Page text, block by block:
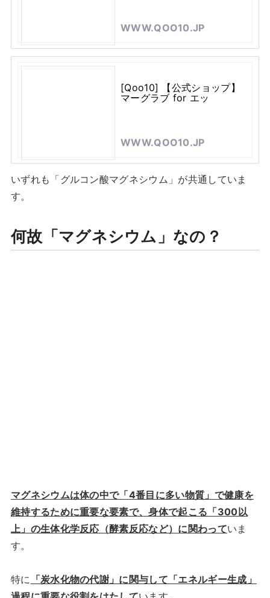
WWW.QOO10.JP
[Qoo10] 【公式ショップ】
マーグラブ for エッ
WWW.QOO10.JP
いずれも「グルコン酸マグネシウム」が共通していま
す。
何故「マグネシウム」なの？
マグネシウムは体の中で「4番目に多い物質」で健康を
維持するために重要な要素で、身体で起こる「300以
上」の生体化学反応（酵素反応など）に関わっていま
す。
特に 「炭水化物の代謝」に関与して「エネルギー生成」